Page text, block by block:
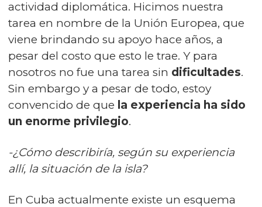
actividad diplomática. Hicimos nuestra
tarea en nombre de la Unión Europea, que
viene brindando su apoyo hace años, a
pesar del costo que esto le trae. Y para
nosotros no fue una tarea sin dificultades.
Sin embargo y a pesar de todo, estoy
convencido de que la experiencia ha sido
un enorme privilegio.
-¿Cómo describiría, según su experiencia
allí, la situación de la isla?
En Cuba actualmente existe un esquema